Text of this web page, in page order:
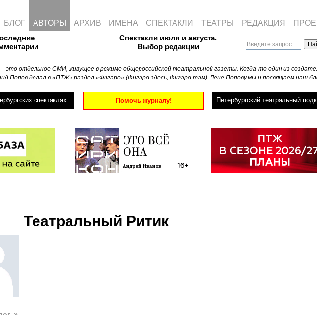
это отдельное СМИ, живущее в режиме общероссийской театральной газеты. Когда-то один из
Попов делал в «ПТЖ» раздел «Фигаро» (Фигаро здесь, Фигаро там). Лене Попову мы и посвящаем наш
Спектакли июля и августа.
Выбор редакции
спектаклях Помочь журналу! Петербургский театральный
БЛОГ АВТОРЫ АРХИВ ИМЕНА СПЕКТАКЛИ ТЕАТРЫ РЕДАКЦИЯ
Театральный Ритик